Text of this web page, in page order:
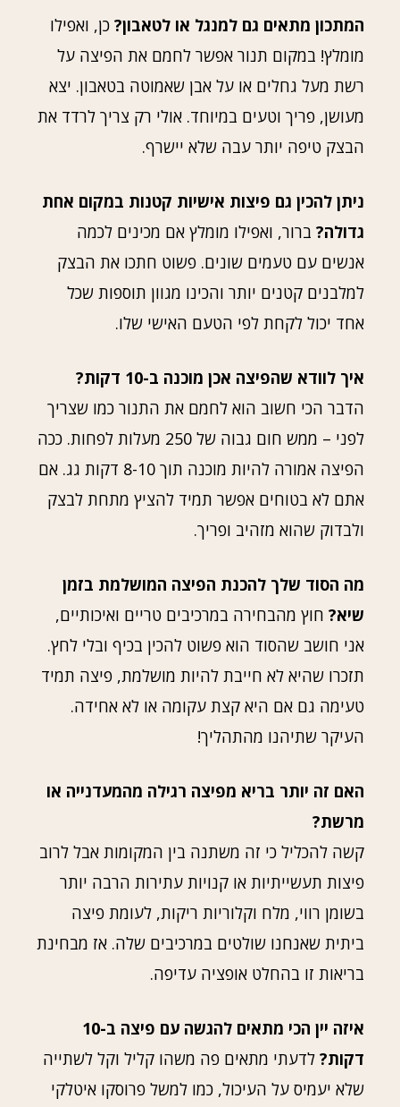
המתכון מתאים גם למנגל או לטאבון? כן, ואפילו
מומלץ! במקום תנור אפשר לחמם את הפיצה על
רשת מעל גחלים או על אבן שאמוטה בטאבון. יצא
מעושן, פריך וטעים במיוחד. אולי רק צריך לרדד את
הבצק טיפה יותר עבה שלא יישרף.
ניתן להכין גם פיצות אישיות קטנות במקום אחת
גדולה? ברור, ואפילו מומלץ אם מכינים לכמה
אנשים עם טעמים שונים. פשוט חתכו את הבצק
למלבנים קטנים יותר והכינו מגוון תוספות שכל
אחד יכול לקחת לפי הטעם האישי שלו.
איך לוודא שהפיצה אכן מוכנה ב-10 דקות?
הדבר הכי חשוב הוא לחמם את התנור כמו שצריך
לפני – ממש חום גבוה של 250 מעלות לפחות. ככה
הפיצה אמורה להיות מוכנה תוך 8-10 דקות גג. אם
אתם לא בטוחים אפשר תמיד להציץ מתחת לבצק
ולבדוק שהוא מזהיב ופריך.
מה הסוד שלך להכנת הפיצה המושלמת בזמן
שיא? חוץ מהבחירה במרכיבים טריים ואיכותיים,
אני חושב שהסוד הוא פשוט להכין בכיף ובלי לחץ.
תזכרו שהיא לא חייבת להיות מושלמת, פיצה תמיד
טעימה גם אם היא קצת עקומה או לא אחידה.
העיקר שתיהנו מהתהליך!
האם זה יותר בריא מפיצה רגילה מהמעדנייה או
מרשת?
קשה להכליל כי זה משתנה בין המקומות אבל לרוב
פיצות תעשייתיות או קנויות עתירות הרבה יותר
בשומן רווי, מלח וקלוריות ריקות, לעומת פיצה
ביתית שאנחנו שולטים במרכיבים שלה. אז מבחינת
בריאות זו בהחלט אופציה עדיפה.
איזה יין הכי מתאים להגשה עם פיצה ב-10
דקות? לדעתי מתאים פה משהו קליל וקל לשתייה
שלא יעמיס על העיכול, כמו למשל פרוסקו איטלקי